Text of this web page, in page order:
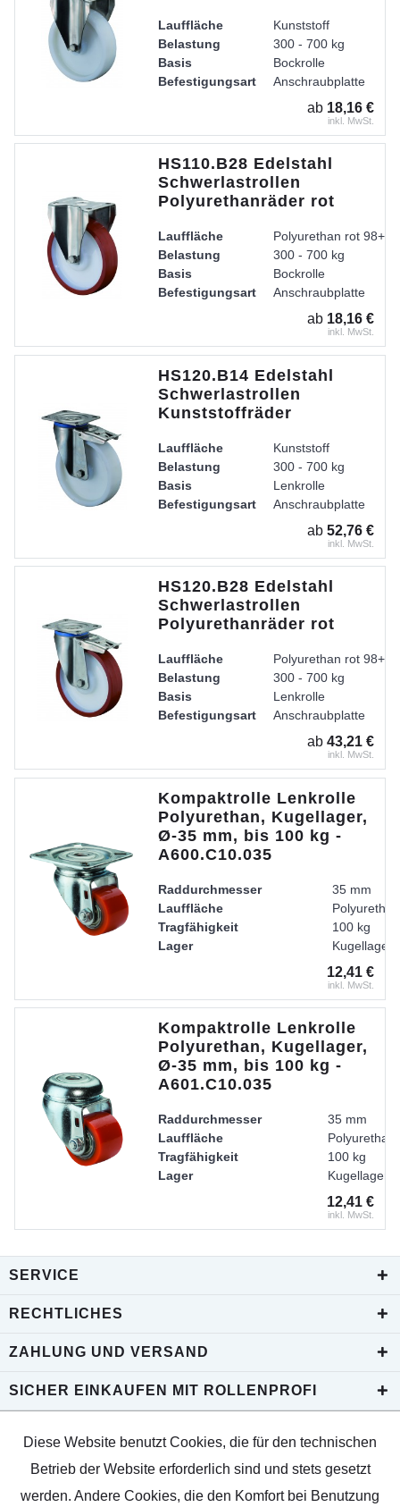
Lauffläche
Kunststoff
Belastung
300 - 700 kg
Basis
Bockrolle
Befestigungsart
Anschraubplatte
Kunststoff
Edelstahl-Rollenlager
Gehäuse
Gabel aus Edelstahl,
ab 18,16 €
inkl. MwSt.
HS110.B28 Edelstahl
Schwerlastrollen
Polyurethanräder rot
Lauffläche
Polyurethan rot 98+ /-
Belastung
300 - 700 kg
Basis
Bockrolle
Befestigungsart
Anschraubplatte
Kunststoff
Edelstahl-Rollenlager
Gehäuse
Gabel aus Edelstahl,
ab 18,16 €
inkl. MwSt.
HS120.B14 Edelstahl
Schwerlastrollen
Kunststoffräder
Lauffläche
Kunststoff
Belastung
300 - 700 kg
Basis
Lenkrolle
Befestigungsart
Anschraubplatte
Kunststoff
Edelstahl-Rollenlager
Gehäuse
Gabel aus Edelstahl,
ab 52,76 €
inkl. MwSt.
HS120.B28 Edelstahl
Schwerlastrollen
Polyurethanräder rot
Lauffläche
Polyurethan rot 98+ /-
Belastung
300 - 700 kg
Basis
Lenkrolle
Befestigungsart
Anschraubplatte
Kunststoff
Edelstahl-Rollenlager
Gehäuse
Gabel aus Edelstahl,
ab 43,21 €
inkl. MwSt.
Kompaktrolle Lenkrolle
Polyurethan, Kugellager,
Ø-35 mm, bis 100 kg -
A600.C10.035
Raddurchmesser
35 mm
Lauffläche
Polyurethan
Tragfähigkeit
100 kg
Lager
Kugellager
Stahl
20 mm
Basis
Lenkrolle
Bauhöhe
58 mm
Plattengröße
Schraublochdurchmesser
7 mm
Schraublochentfernung
Gewicht
0,22 kg
12,41 €
inkl. MwSt.
Kompaktrolle Lenkrolle
Polyurethan, Kugellager,
Ø-35 mm, bis 100 kg -
A601.C10.035
Raddurchmesser
35 mm
Lauffläche
Polyurethan
Tragfähigkeit
100 kg
Lager
Kugellager
Stahl
20 mm
Basis
Lenkrolle
12,41 €
inkl. MwSt.
SERVICE
RECHTLICHES
ZAHLUNG UND VERSAND
SICHER EINKAUFEN MIT ROLLENPROFI
Diese Website benutzt Cookies, die für den technischen
Betrieb der Website erforderlich sind und stets gesetzt
werden. Andere Cookies, die den Komfort bei Benutzung